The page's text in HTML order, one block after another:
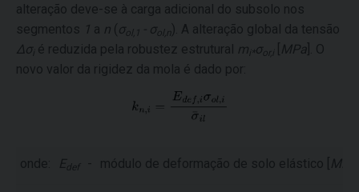
alteração deve-se à carga adicional do subsolo nos
segmentos 1 a n ( σ ol,1 - σ ol,n). A alteração global da tensão
Δσi é reduzida pela robustez estrutural mi* σ or,i MPa ]. O
novo valor da rigidez da mola é dado por:
onde: E def - módulo de deformação de solo elástico [ MPa